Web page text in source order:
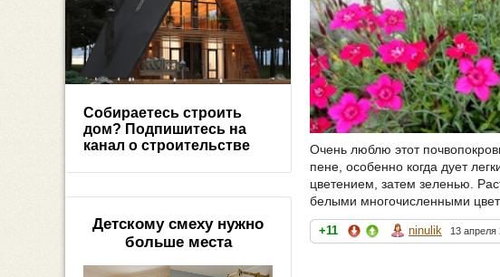
Очень люблю этот
пене, особенно когда дует
цветением, затем зеленью.
белыми многочисленными
+11 ninulik 13 апреля
Собираетесь строить
дом? Подпишитесь на
канал о строительстве
Детскому смеху нужно
больше места